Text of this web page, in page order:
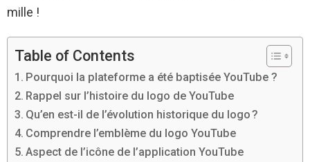
mille !
Table of Contents
Pourquoi la plateforme a été baptisée YouTube ?
Rappel sur l’histoire du logo de YouTube
Qu’en est-il de l’évolution historique du logo ?
Comprendre l’emblème du logo YouTube
Aspect de l’icône de l’application YouTube